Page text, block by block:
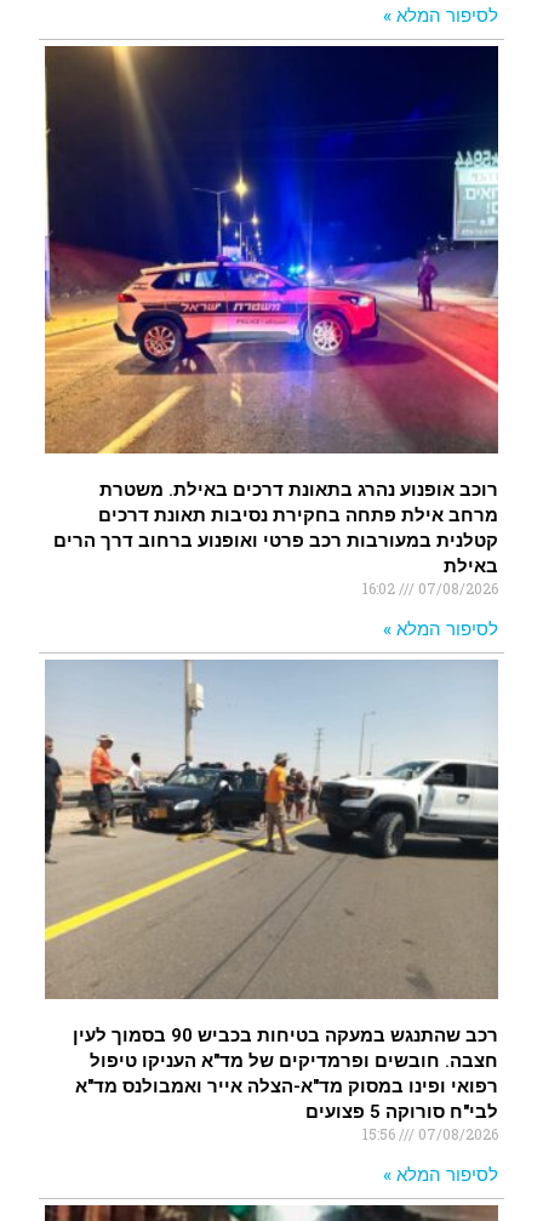
לסיפור המלא »
רוכב אופנוע נהרג בתאונת דרכים באילת. משטרת
מרחב אילת פתחה בחקירת נסיבות תאונת דרכים
קטלנית במעורבות רכב פרטי ואופנוע ברחוב דרך הרים
באילת
07/08/2026
16:02
לסיפור המלא »
רכב שהתנגש במעקה בטיחות בכביש 90 בסמוך לעין
חצבה. חובשים ופרמדיקים של מד"א העניקו טיפול
רפואי ופינו במסוק מד"א-הצלה אייר ואמבולנס מד"א
לבי"ח סורוקה 5 פצועים
07/08/2026
15:56
לסיפור המלא »